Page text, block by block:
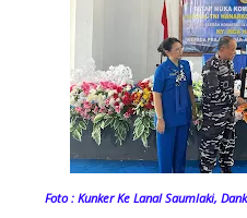
Foto : Kunker Ke Lanal Saumlaki,